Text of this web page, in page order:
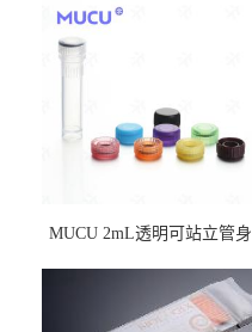
MUCU 2mL透明可站立管身